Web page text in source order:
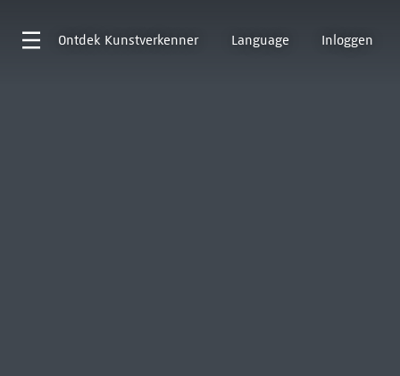
Ontdek Kunstverkenner Language Inloggen